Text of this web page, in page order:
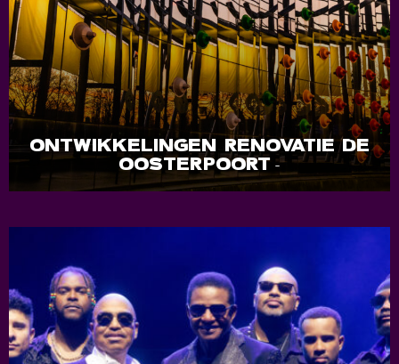
ONTWIKKELINGEN RENOVATIE DE
OOSTERPOORT-